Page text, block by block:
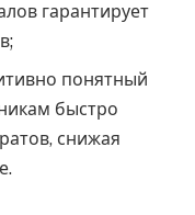
гарантирует
понятный
быстро
снижая